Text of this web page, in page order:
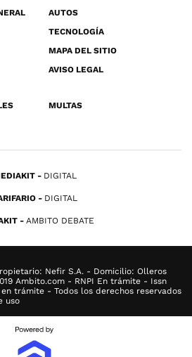
AUTOS
TECNOLOGÍA
MAPA DEL SITIO
AVISO LEGAL
MULTAS
DIGITAL
DIGITAL
AMBITO DEBATE
Nefir S.A. - Domicilio: Olleros
Ambito.com - RNPI En trámite - Issn
en trámite - Todos los derechos reservados
uso